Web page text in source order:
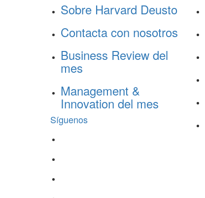
Sobre Harvard Deusto
Contacta con nosotros
Business Review del
mes
Management &
Innovation del mes
Síguenos